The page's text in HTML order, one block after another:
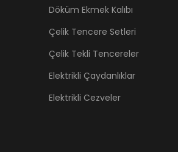
Döküm Ekmek Kalıbı
Çelik Tencere Setleri
Çelik Tekli Tencereler
Elektrikli Çaydanlıklar
Elektrikli Cezveler